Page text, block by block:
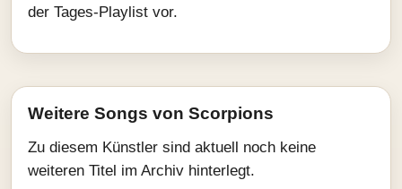
der Tages-Playlist vor.
Weitere Songs von Scorpions
Zu diesem Künstler sind aktuell noch keine
weiteren Titel im Archiv hinterlegt.